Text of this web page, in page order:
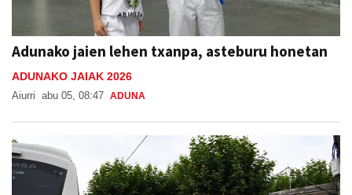
Adunako jaien lehen txanpa, asteburu honetan
ADUNAKO JAIAK 2026
Aiurri abu 05, 08:47 ADUNA